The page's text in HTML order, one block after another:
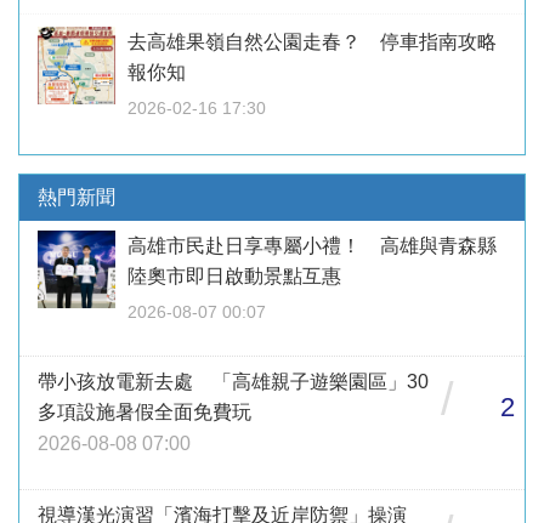
去高雄果嶺自然公園走春？ 停車指南攻略
報你知
2026-02-16 17:30
熱門新聞
高雄市民赴日享專屬小禮！ 高雄與青森縣
陸奧市即日啟動景點互惠
2026-08-07 00:07
帶小孩放電新去處 「高雄親子遊樂園區」30
多項設施暑假全面免費玩
2026-08-08 07:00
/ 2
視導漢光演習「濱海打擊及近岸防禦」操演